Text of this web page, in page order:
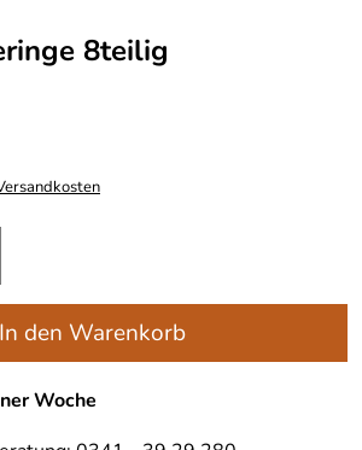
8teilig
In den Warenkorb
Woche